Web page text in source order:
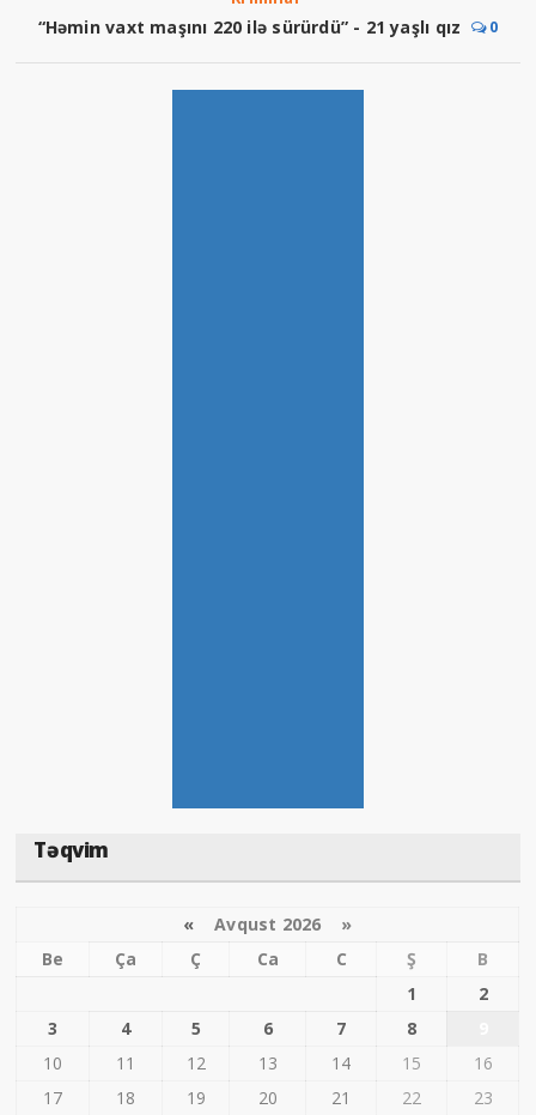
“Həmin vaxt maşını 220 ilə sürürdü” - 21 yaşlı qız 0
Təqvim
« Avqust 2026 »
Be
Ça Ç Ca C Ş
B
1
2
3
4 5 6 7 8
10
11 12 13 14 15
16
17
18 19 20 21 22
23